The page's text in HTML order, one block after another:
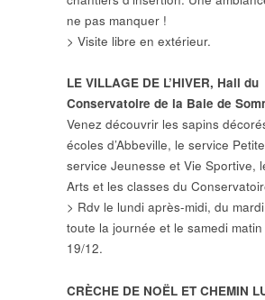
ne pas manquer !
> Visite libre en extérieur.
LE VILLAGE DE L’HIVER, Hall du
Conservatoire de la Baie de
Venez découvrir les sapins
écoles d’Abbeville, le service
service Jeunesse et Vie Sportive,
Arts et les classes du
> Rdv le lundi après-midi, du
toute la journée et le samedi matin
19/12.
CRÈCHE DE NOËL ET CHEMIN